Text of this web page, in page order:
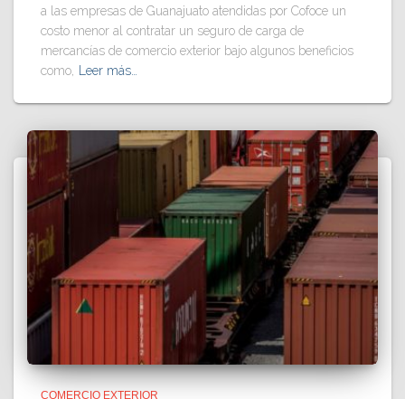
a las empresas de Guanajuato atendidas por Cofoce un
costo menor al contratar un seguro de carga de
mercancías de comercio exterior bajo algunos beneficios
como, Leer más…
COMERCIO EXTERIOR